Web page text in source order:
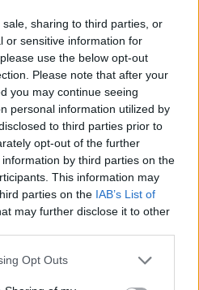
sharing to third parties, or
or sensitive information for
use the below opt-out
Please note that after your
you may continue seeing
personal information utilized by
to third parties prior to
opt-out of the further
by third parties on the
This information may
parties on the IAB’s List of
may further disclose it to other
Opt Outs
sausina odą, tačiau švaros
turi priedų, kurie
Toks valiklis leidžia
išgaruoti drėgmei,
Šie niuansai dažnai
tačiau juos puikiai
dirbantys specialistai.
veiksmų kontrolė.
Procedūrų